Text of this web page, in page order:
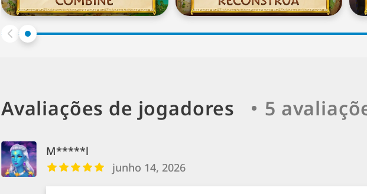
Avaliações de jogadores 5
M*****l
junho 14, 2026